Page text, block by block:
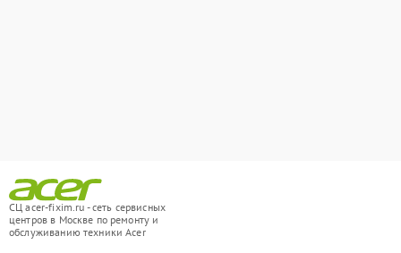
СЦ acer-fixim.ru - сеть сервисных
центров в Москве по ремонту и
обслуживанию техники Acer